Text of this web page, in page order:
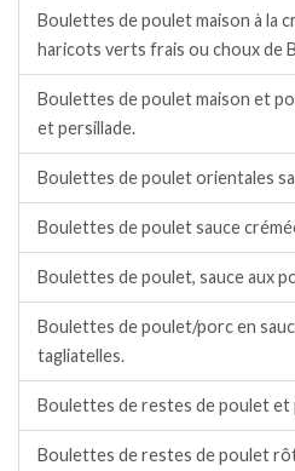
Boulettes de poulet maison à la
haricots verts frais ou choux de
Boulettes de poulet maison et
et persillade.
Boulettes de poulet orientales
Boulettes de poulet sauce
Boulettes de poulet, sauce aux
Boulettes de poulet/porc en
tagliatelles.
Boulettes de restes de poulet et
Boulettes de restes de poulet